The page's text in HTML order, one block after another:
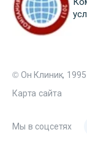
© Он Клиник,
Карта сайта
Мы в соцсетях